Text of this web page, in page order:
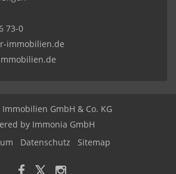
73-0
immobilien.de
GmbH & Co. KG
by Immonia GmbH
Datenschutz Sitemap